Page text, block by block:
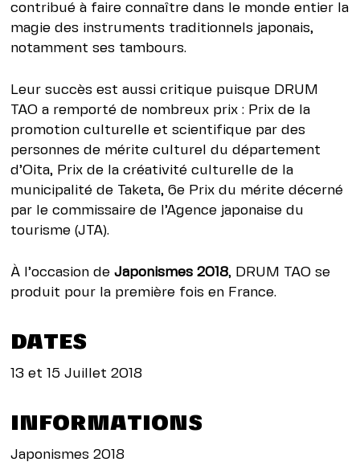
contribué à faire connaître dans le monde entier la
magie des instruments traditionnels japonais,
notamment ses tambours.
Leur succès est aussi critique puisque DRUM
TAO a remporté de nombreux prix : Prix de la
promotion culturelle et scientifique par des
personnes de mérite culturel du département
d’Oita, Prix de la créativité culturelle de la
municipalité de Taketa, 6e Prix du mérite décerné
par le commissaire de l’Agence japonaise du
tourisme (JTA).
À l’occasion deJaponismes 2018, DRUM TAO se
produit pour la première fois en France.
DATES
13 et 15 Juillet 2018
INFORMATIONS
Japonismes 2018